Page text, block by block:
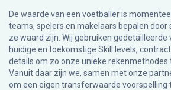
De waarde van een voetballer is
teams, spelers en makelaars bepalen
ze waard zijn. Wij gebruiken
huidige en toekomstige Skill levels,
details om zo onze unieke rekenmethodes
Vanuit daar zijn we, samen met onze
om een eigen transferwaarde voorspelling